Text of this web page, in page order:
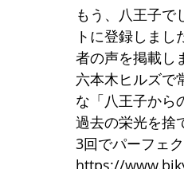
美脚になる思考 美脚セ
美脚になる ウォーキング
コミュニティ 美脚は恋
もう、八王子で
トに登録しま
者の声を掲載し
六本木ヒルズで
な「八王子から
過去の栄光を捨
3回でパーフェ
https://